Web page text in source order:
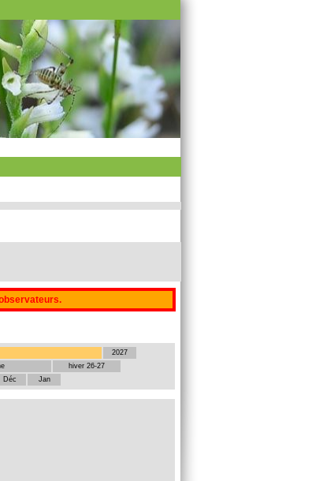
2027
hiver 26-27
Déc Jan